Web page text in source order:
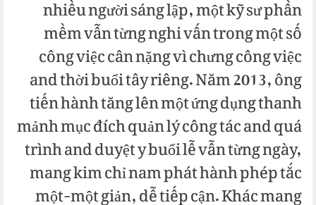
nhiều người sáng lập, một kỹ sư phần
mềm vẫn từng nghi vấn trong một số
công việc cân nặng vì chưng công việc
and thời buổi tây riêng. Năm 2013, ông
tiến hành tăng lên một ứng dụng thanh
mảnh mục đích quản lý công tác and quá
trình and duyệt y buổi lễ vẫn từng ngày,
mang kim chỉ nam phát hành phép tắc